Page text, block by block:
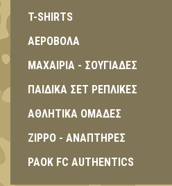
T-SHIRTS
ΑΕΡΟΒΟΛΑ
ΜΑΧΑΙΡΙΑ - ΣΟΥΓΙΑΔΕΣ
ΠΑΙΔΙΚΑ ΣΕΤ ΡΕΠΛΙΚΕΣ
ΑΘΛΗΤΙΚΑ ΟΜΑΔΕΣ
ZIPPO - ΑΝΑΠΤΗΡΕΣ
PAOK FC AUTHENTICS